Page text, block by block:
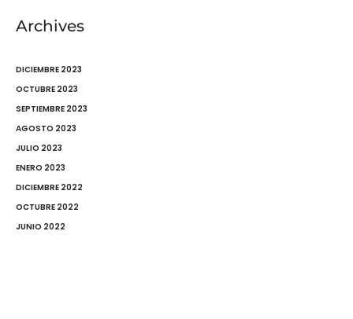
Archives
DICIEMBRE 2023
OCTUBRE 2023
SEPTIEMBRE 2023
AGOSTO 2023
JULIO 2023
ENERO 2023
DICIEMBRE 2022
OCTUBRE 2022
JUNIO 2022